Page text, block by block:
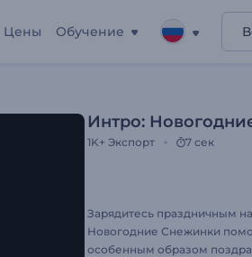
Цены Обучение
Интро:
1K+ Экспорт 7 сек
Зарядитесь праздничным
Новогодние Снежинки
особенным образом